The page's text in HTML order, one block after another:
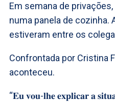
Em semana de
numa panela de cozinha.
estiveram entre os
Confrontada por Cristina
aconteceu.
“𝐄𝐮 𝐯𝐨𝐮-𝐥𝐡𝐞 𝐞𝐱𝐩𝐥𝐢𝐜𝐚𝐫 𝐚